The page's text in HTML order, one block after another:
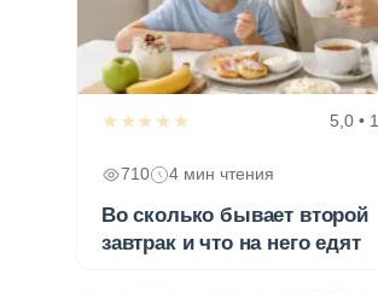
★★★★★ 5,0 •
710 4 мин чтения
Во сколько бывает второй
завтрак и что на него едят